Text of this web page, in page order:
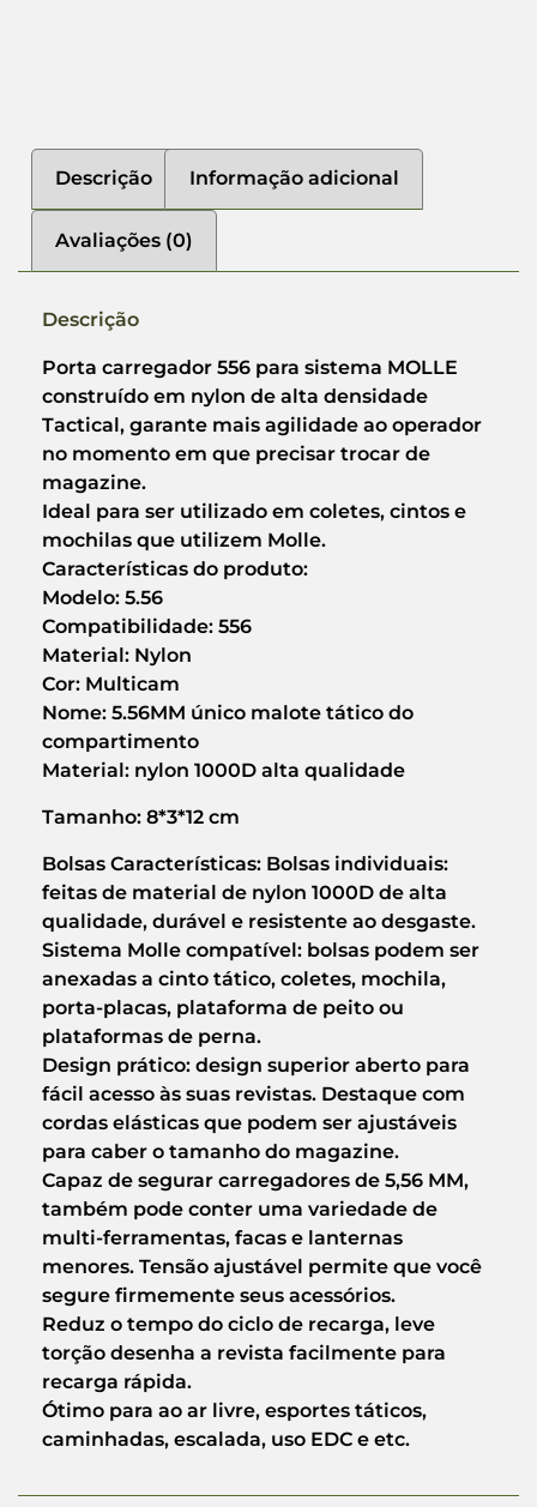
Descrição Informação adicional
Avaliações (0)
Descrição
Porta carregador 556 para sistema MOLLE
construído em nylon de alta densidade
Tactical, garante mais agilidade ao operador
no momento em que precisar trocar de
magazine.
Ideal para ser utilizado em coletes, cintos e
mochilas que utilizem Molle.
Características do produto:
Modelo: 5.56
Compatibilidade: 556
Material: Nylon
Cor: Multicam
Nome: 5.56MM único malote tático do
compartimento
Material: nylon 1000D alta qualidade
Tamanho: 8*3*12 cm
Bolsas Características: Bolsas individuais:
feitas de material de nylon 1000D de alta
qualidade, durável e resistente ao desgaste.
Sistema Molle compatível: bolsas podem ser
anexadas a cinto tático, coletes, mochila,
porta-placas, plataforma de peito ou
plataformas de perna.
Design prático: design superior aberto para
fácil acesso às suas revistas. Destaque com
cordas elásticas que podem ser ajustáveis
para caber o tamanho do magazine.
Capaz de segurar carregadores de 5,56 MM,
também pode conter uma variedade de
multi-ferramentas, facas e lanternas
menores. Tensão ajustável permite que você
segure firmemente seus acessórios.
Reduz o tempo do ciclo de recarga, leve
torção desenha a revista facilmente para
recarga rápida.
Ótimo para ao ar livre, esportes táticos,
caminhadas, escalada, uso EDC e etc.